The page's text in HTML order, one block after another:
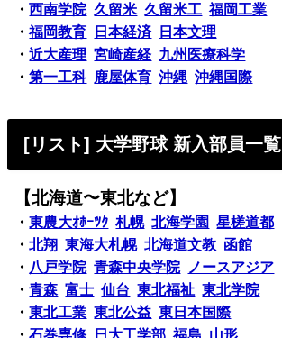
・西南学院 久留米 久留米工 福岡工業
・福岡教育 日本経済
日本文理
・近大産理 宮崎産経 九州医療科学
・第一工科 鹿屋体育 沖縄 沖縄国際
[リスト] 大学野球 新入部員一覧
【北海道〜東北など】
・東農大ｵﾎｰﾂｸ 札幌 北海学園
星槎道都
・北翔 東海大札幌 北海道文教 函館
・ 八戸学院 青森中央学院
ノースアジア
・青森 富士 仙台 東北福祉 東北学院
・東北工業 東北公益 東日本国際
・石巻専修 日大工学部 福島 山形